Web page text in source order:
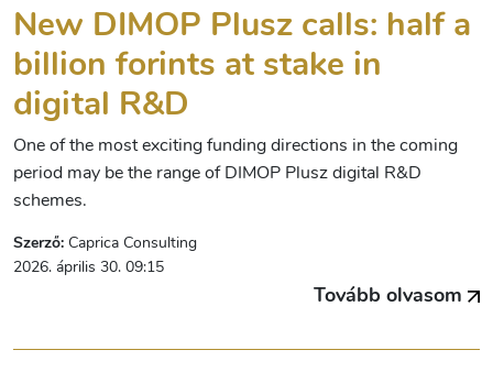
New DIMOP Plusz calls: half a
billion forints at stake in
digital R&D
One of the most exciting funding directions in the coming
period may be the range of DIMOP Plusz digital R&D
schemes.
Szerző: Caprica Consulting
2026. április 30. 09:15
Tovább olvasom